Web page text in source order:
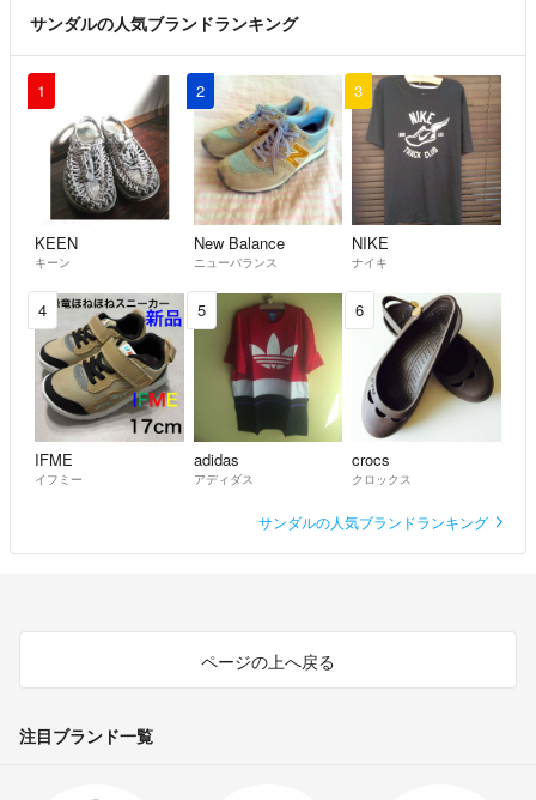
サンダルの人気ブランドランキング
1
KEEN
キーン
2
New Balance
ニューバランス
3
NIKE
ナイキ
4
IFME
イフミー
5
adidas
アディダス
6
crocs
クロックス
サンダルの人気ブランドランキング
ページの上へ戻る
注目ブランド一覧